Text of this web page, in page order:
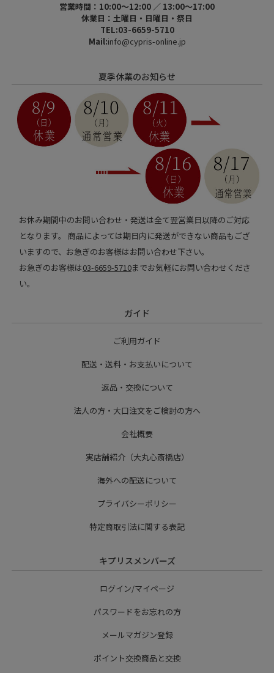
営業時間：10:00～12:00 ／ 13:00～17:00
休業日：土曜日・日曜日・祭日
TEL:03-6659-5710
Mail:info@cypris-online.jp
夏季休業のお知らせ
お休み期間中のお問い合わせ・発送は全て翌営業日以降のご対応
となります。 商品によっては期日内に発送ができない商品もござ
いますので、お急ぎのお客様はお問い合わせ下さい。
お急ぎのお客様は03-6659-5710までお気軽にお問い合わせくださ
い。
ガイド
ご利用ガイド
配送・送料・お支払いについて
返品・交換について
法人の方・大口注文をご検討の方へ
会社概要
実店舗紹介（大丸心斎橋店）
海外への配送について
プライバシーポリシー
特定商取引法に関する表記
キプリスメンバーズ
ログイン/マイページ
パスワードをお忘れの方
メールマガジン登録
ポイント交換商品と交換